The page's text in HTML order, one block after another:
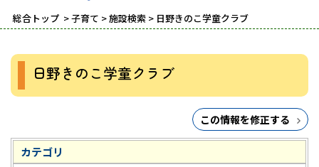
総合トップ >子育て >施設検索 > 日野きのこ学童クラブ
日野きのこ学童クラブ
この情報を修正する
カテゴリ